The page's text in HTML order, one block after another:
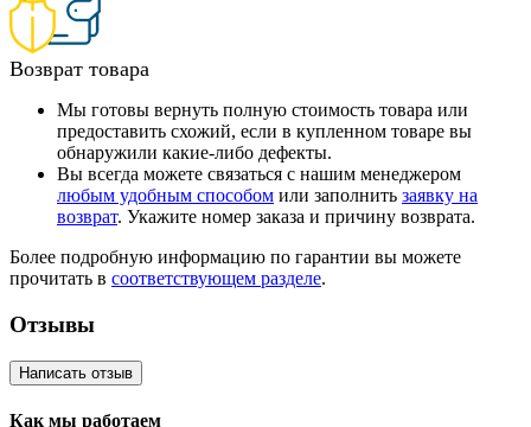
Возврат товара
Мы готовы вернуть полную стоимость товара или
предоставить схожий, если в купленном товаре вы
обнаружили какие-либо дефекты.
Вы всегда можете связаться с нашим менеджером
любым удобным способом или заполнить заявку на
возврат. Укажите номер заказа и причину возврата.
Более подробную информацию по гарантии вы можете
прочитать в соответствующем разделе.
Отзывы
Написать отзыв
Как мы работаем